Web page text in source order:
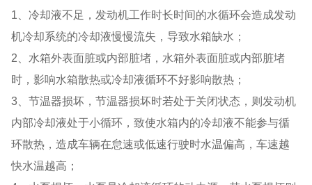
1、冷却液不足，发动机工作时长时间的水循环会造成发动
机冷却系统的冷却液慢慢流失，导致水箱缺水；
2、水箱外表面脏或内部脏堵，水箱外表面脏或内部脏堵
时，影响水箱散热或冷却液循环不好影响散热；
3、节温器损坏，节温器损坏时若处于关闭状态，则发动机
内部冷却液处于小循环，致使水箱内的冷却液不能参与循
环散热，造成车辆在怠速或低速行驶时水温偏高，车速越
快水温越高；